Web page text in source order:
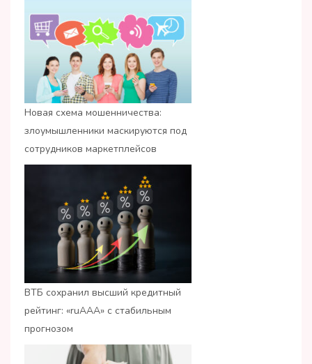
Новая схема мошенничества:
злоумышленники маскируются под
сотрудников маркетплейсов
ВТБ сохранил высший кредитный
рейтинг: «ruАAA» с стабильным
прогнозом